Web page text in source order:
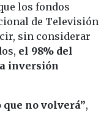
los fondos
de Televisión
sin considerar
el 98% del
inversión
no volverá”,